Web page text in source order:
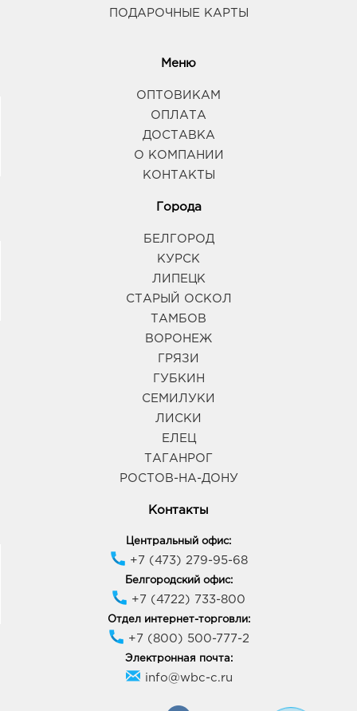
ПОДАРОЧНЫЕ КАРТЫ
Меню
ОПТОВИКАМ
ОПЛАТА
ДОСТАВКА
О КОМПАНИИ
КОНТАКТЫ
Города
БЕЛГОРОД
КУРСК
ЛИПЕЦК
СТАРЫЙ ОСКОЛ
ТАМБОВ
ВОРОНЕЖ
ГРЯЗИ
ГУБКИН
СЕМИЛУКИ
ЛИСКИ
ЕЛЕЦ
ТАГАНРОГ
РОСТОВ-НА-ДОНУ
Контакты
Центральный офис:
+7 (473) 279-95-68
Белгородский офис:
+7 (4722) 733-800
Отдел интернет-торговли:
+7 (800) 500-777-2
Электронная почта:
info@wbc-c.ru